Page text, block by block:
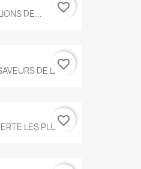
DE... favorite_border
DE LA...
favorite_border
LES PLUS...
favorite_border